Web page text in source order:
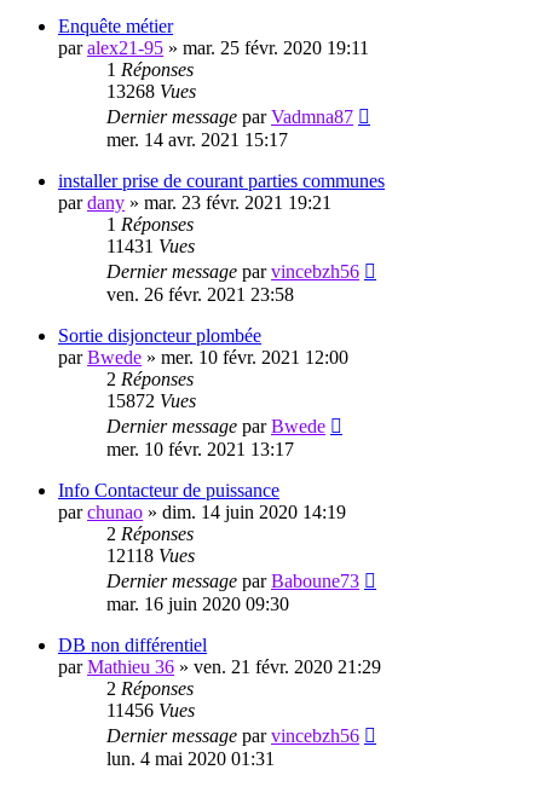
Enquête métier
paralex21-95 » mar. 25 févr. 2020 19:11
1 Réponses
13268 Vues
Dernier message parVadmna87
mer. 14 avr. 2021 15:17
installer prise de courant parties communes
pardany » mar. 23 févr. 2021 19:21
1 Réponses
11431 Vues
Dernier message parvincebzh56
ven. 26 févr. 2021 23:58
Sortie disjoncteur plombée
parBwede » mer. 10 févr. 2021 12:00
2 Réponses
15872 Vues
Dernier message parBwede
mer. 10 févr. 2021 13:17
Info Contacteur de puissance
parchunao » dim. 14 juin 2020 14:19
2 Réponses
12118 Vues
Dernier message parBaboune73
mar. 16 juin 2020 09:30
DB non différentiel
parMathieu 36 » ven. 21 févr. 2020 21:29
2 Réponses
11456 Vues
Dernier message parvincebzh56
lun. 4 mai 2020 01:31